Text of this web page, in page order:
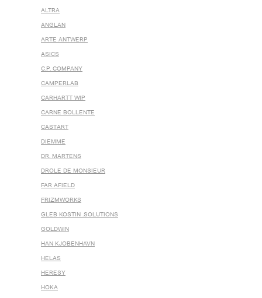
ALTRA
ANGLAN
ARTE ANTWERP
ASICS
C.P. COMPANY
CAMPERLAB
CARHARTT WIP
CARNE BOLLENTE
CASTART
DIEMME
DR. MARTENS
DROLE DE MONSIEUR
FAR AFIELD
FRIZMWORKS
GLEB KOSTIN .SOLUTIONS
GOLDWIN
HAN KJOBENHAVN
HELAS
HERESY
HOKA